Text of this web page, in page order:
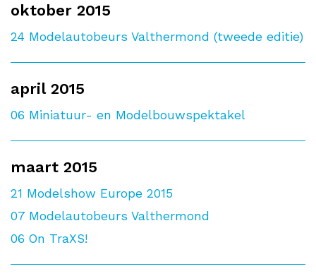
oktober 2015
24 Modelautobeurs Valthermond (tweede editie)
april 2015
06 Miniatuur- en Modelbouwspektakel
maart 2015
21 Modelshow Europe 2015
07 Modelautobeurs Valthermond
06 On TraXS!